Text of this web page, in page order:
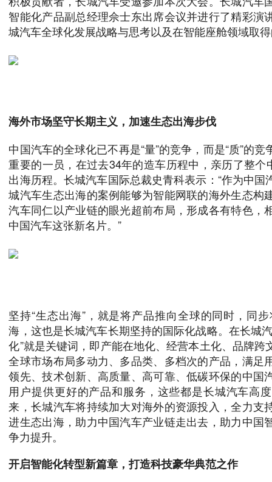
智能化产品副总经理佘士东出席会议并进行了精彩演
城汽车全球化发展战略与思考以及在智能座舱领域取
海外市场坚守长期主义，加速生态出海步伐
中国汽车的全球化已不再是“量”的竞争，而是“质”的
重要的一员，在过去34年的造车历程中，亲历了整
出海历程。长城汽车国际总裁史青科表示：“作为中
城汽车生态出海的案例能够为智能网联的海外生态构
汽车同仁以产业链的眼光超前布局，形成各有特色，
中国汽车这张新名片。”
坚持“生态出海”，就是将产品推向全球的同时，同
海，这也是长城汽车长期坚持的国际化战略。在长城
化”就是关键词，即产能在地化、经营本土化、品牌
全球市场布局多动力、多品类、多档次的产品，满足
领先、技术创新、高质量、高可靠、低碳环保的中国
用户提供更好的产品和服务，这些都是长城汽车高
来，长城汽车将持续加大对海外的资源投入，全力支
进生态出海，助力中国汽车产业链走出去，助力中国
争力提升。
开启智能化转型新篇章，打造科技豪华典范之作